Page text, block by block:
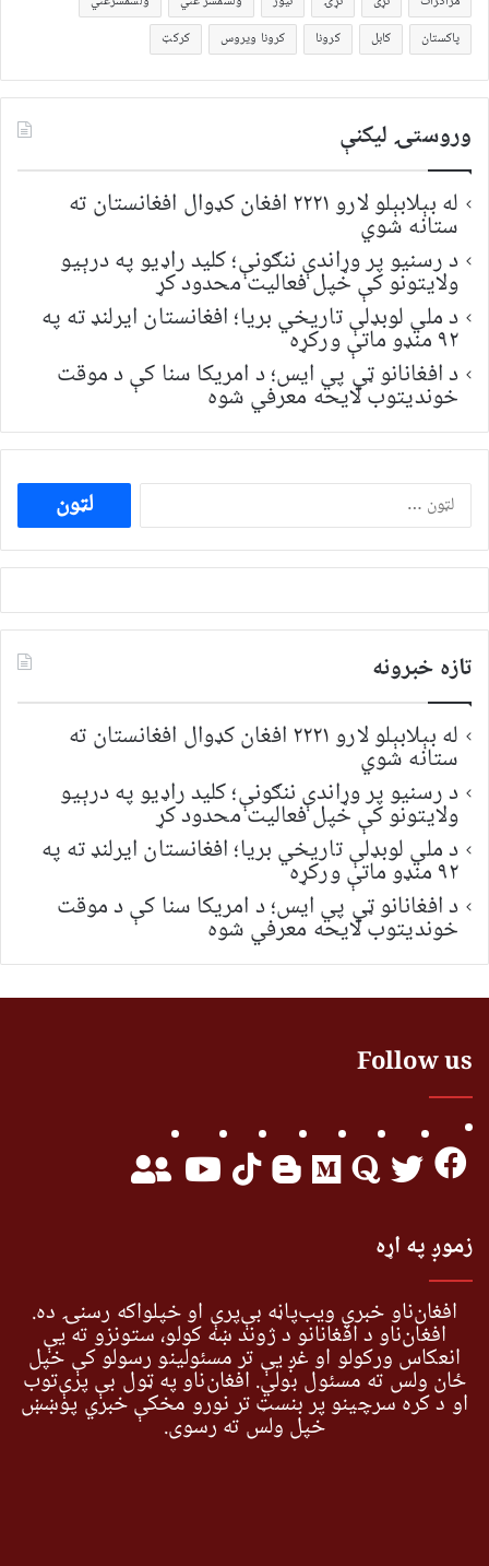
پاکستان
کابل کرونا کرونا ویروس کرکټ
وروستۍ ليکنې
له بېلابېلو لارو ۲۲۲۱ افغان کډوال افغانستان ته
ستانه شوي
د رسنیو پر وړاندې ننګونې؛ کلید راډیو په درېیو
ولایتونو کې خپل فعالیت محدود کړ
د ملي لوبډلې تاریخي بریا؛ افغانستان ایرلنډ ته په
۹۲ منډو ماتې ورکړه
د افغانانو ټي پي ایس؛ د امریکا سنا کې د موقت
خونديتوب لایحه معرفي شوه
ددی
لپاره
لټون:
تازه خبرونه
له بېلابېلو لارو ۲۲۲۱ افغان کډوال افغانستان ته
ستانه شوي
د رسنیو پر وړاندې ننګونې؛ کلید راډیو په درېیو
ولایتونو کې خپل فعالیت محدود کړ
د ملي لوبډلې تاریخي بریا؛ افغانستان ایرلنډ ته په
۹۲ منډو ماتې ورکړه
د افغانانو ټي پي ایس؛ د امریکا سنا کې د موقت
خونديتوب لایحه معرفي شوه
Follow us
زموږ په اړه
افغان‌ناو خبري ویب‌پاڼه بې‌پرې او خپلواکه رسنۍ ده.
افغان‌ناو د افغانانو د ژوند ښه کولو، ستونزو ته یې
انعکاس ورکولو او غږ یې تر مسئولینو رسولو کې خپل
ځان ولس ته مسئول بولي. افغان‌ناو په ټول بې پرې‌توب
او د کره سرچینو پر بنسټ تر نورو مخکې خبري پوښښ
خپل ولس ته رسوي.